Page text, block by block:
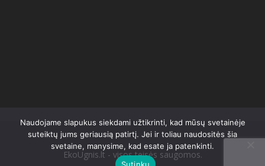
EkoUgnis.lt - visos teisės saugomos.
Naudojame slapukus siekdami užtikrinti, kad mūsų svetainėje
suteiktų jums geriausią patirtį. Jei ir toliau naudositės šia
svetaine, manysime, kad esate ja patenkinti.
Sutinku